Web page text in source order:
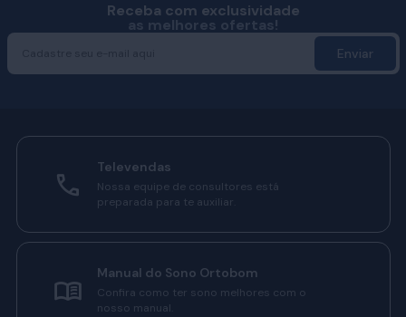
Receba com exclusividade
as melhores ofertas!
Enviar
Televendas
Nossa equipe de consultores está
preparada para te auxiliar.
Manual do Sono Ortobom
Confira como ter sono melhores com o
nosso manual.